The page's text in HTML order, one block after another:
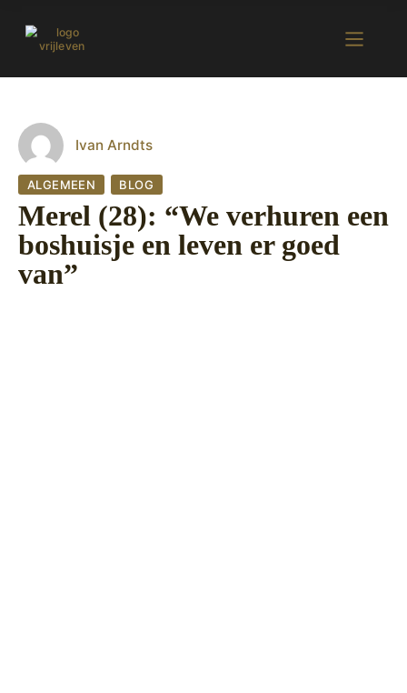
Ivan Arndts
ALGEMEEN BLOG
Merel (28): “We verhuren een
boshuisje en leven er goed
van”